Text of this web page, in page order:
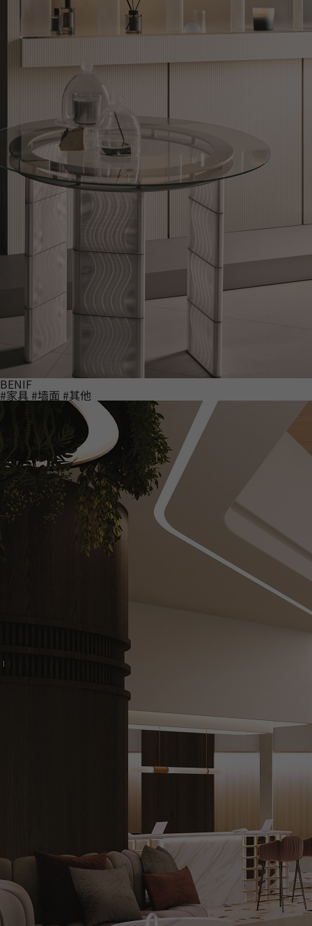
BENIF
#家具 #墙面 #其他